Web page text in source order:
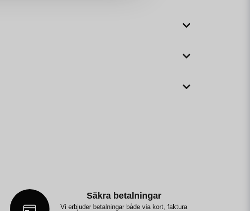
Säkra betalningar
Vi erbjuder betalningar både via kort, faktura